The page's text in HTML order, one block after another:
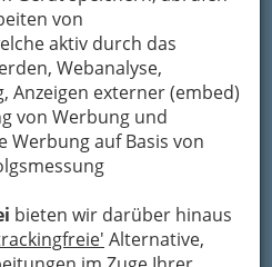
von
aktiv durch das
Webanalyse,
Anzeigen externer (embed)
von Werbung und
Werbung auf Basis von
bieten wir darüber hinaus
Alternative,